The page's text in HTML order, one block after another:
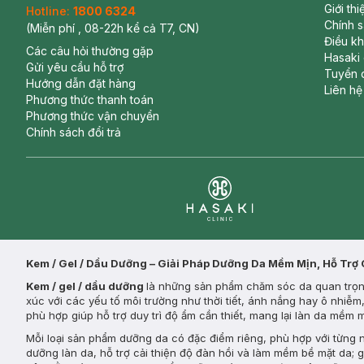
Hotline: 1800 6324
(Miễn phí , 08-22h kể cả T7, CN)
Các câu hỏi thường gặp
Gửi yêu cầu hỗ trợ
Hướng dẫn đặt hàng
Phương thức thanh toán
Phương thức vận chuyển
Chính sách đổi trả
Giới
Chính
Điều
Hasaki
Tuyển
Liên hệ
Kem / Gel / Dầu Dưỡng – Giải Pháp Dưỡng Da Mềm Mịn, Hỗ Trợ
Kem / gel / dầu dưỡng là những sản phẩm chăm sóc da quan
xúc với các yếu tố môi trường như thời tiết, ánh nắng hay ô
phù hợp giúp hỗ trợ duy trì độ ẩm cần thiết, mang lại làn da mềm
Mỗi loại sản phẩm dưỡng da có đặc điểm riêng, phù hợp với
dưỡng làn da, hỗ trợ cải thiện độ đàn hồi và làm mềm bề mặt